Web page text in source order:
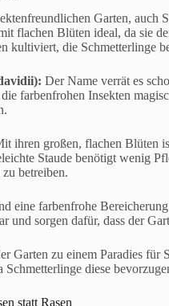
Garten, auch
flachen Blüten ideal, da sie
kultiviert, die Schmetterlinge
Der Name verrät es
farbenfrohen Insekten
ihren großen, flachen Blüten
Staude benötigt wenig
betreiben.
eine farbenfrohe
und sorgen dafür, dass der
Garten zu einem Paradies für
Schmetterlinge diese
statt Rasen